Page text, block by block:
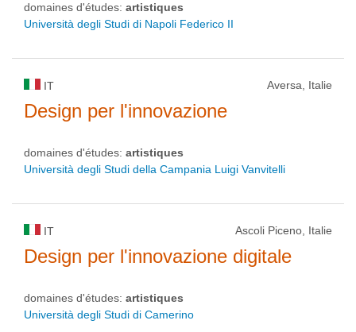
domaines d'études: artistiques
Università degli Studi di Napoli Federico II
IT Aversa, Italie
Design per l'innovazione
domaines d'études: artistiques
Università degli Studi della Campania Luigi Vanvitelli
IT Ascoli Piceno, Italie
Design per l'innovazione digitale
domaines d'études: artistiques
Università degli Studi di Camerino